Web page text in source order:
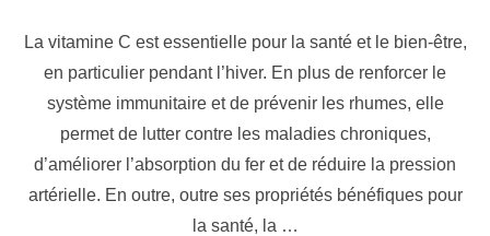
La vitamine C est essentielle pour la santé et le bien-être,
en particulier pendant l’hiver. En plus de renforcer le
système immunitaire et de prévenir les rhumes, elle
permet de lutter contre les maladies chroniques,
d’améliorer l’absorption du fer et de réduire la pression
artérielle. En outre, outre ses propriétés bénéfiques pour
la santé, la …